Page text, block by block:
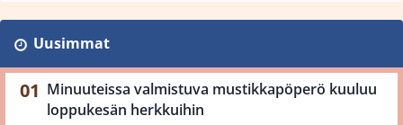
Uusimmat
Minuuteissa valmistuva mustikkapöperö kuuluu
loppukesän herkkuihin